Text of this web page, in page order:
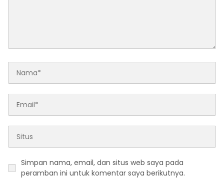
Simpan nama, email, dan situs web saya pada
peramban ini untuk komentar saya berikutnya.